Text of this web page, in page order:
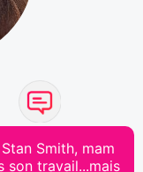
Smith, mam
son travail...mais